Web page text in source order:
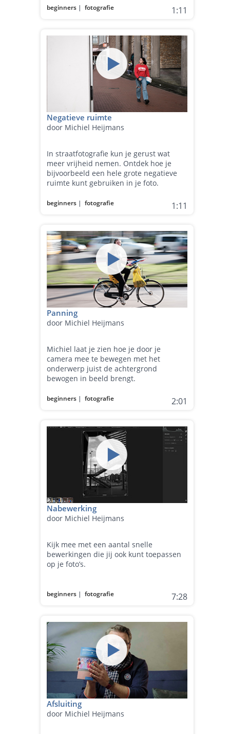
beginners |fotografie 1:11
Negatieve ruimte
door Michiel Heijmans
In straatfotografie kun je gerust wat
meer vrijheid nemen. Ontdek hoe je
bijvoorbeeld een hele grote negatieve
ruimte kunt gebruiken in je foto.
beginners |fotografie 1:11
Panning
door Michiel Heijmans
Michiel laat je zien hoe je door je
camera mee te bewegen met het
onderwerp juist de achtergrond
bewogen in beeld brengt.
beginners |fotografie 2:01
Nabewerking
door Michiel Heijmans
Kijk mee met een aantal snelle
bewerkingen die jij ook kunt toepassen
op je foto’s.
beginners |fotografie 7:28
Afsluiting
door Michiel Heijmans